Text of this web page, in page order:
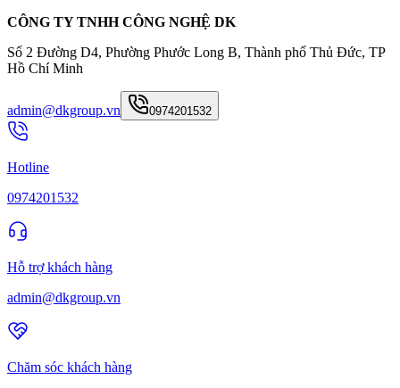
CÔNG TY TNHH CÔNG NGHỆ DK
Số 2 Đường D4, Phường Phước Long B, Thành phố Thủ Đức, TP
Hồ Chí Minh
admin@dkgroup.vn 0974201532
Hotline
0974201532
Hỗ trợ khách hàng
admin@dkgroup.vn
Chăm sóc khách hàng